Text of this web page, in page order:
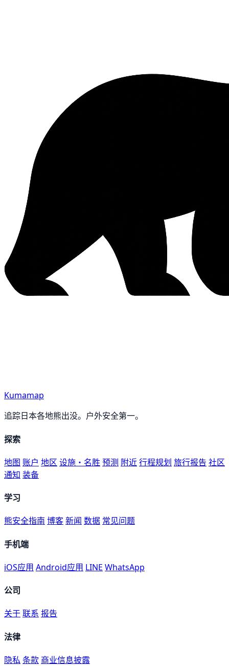
Kumamap
追踪日本各地熊出没。户外安全第一。
探索
地图 账户 地区 设施・名胜 预测 附近行程规划 旅行报告 社区
通知 装备
学习
熊安全指南 博客新闻 数据 常见问题
手机端
iOS应用 Android应用 LINE WhatsApp
公司
关于联系 报告
法律
隐私 条款 商业信息披露